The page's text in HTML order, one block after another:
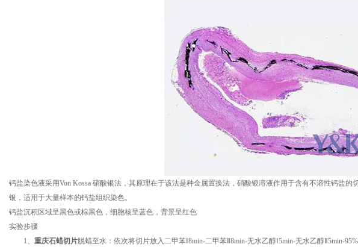
钙盐染色液采用Von Kossa 硝酸银法，其原理在于该法是种金属置换法，硝酸银溶液作用于含有不溶性钙盐
银，适用于大量样本的钙盐组织染色。
钙盐沉积区域呈黑色或棕黑色，细胞核呈蓝色，背景呈红色
实验步骤
1、 重庆石蜡切片脱蜡至水：依次将切片放入二甲苯Ⅰ8min-二甲苯Ⅱ8min-无水乙醇Ⅰ5min-无水乙醇Ⅱ5min-